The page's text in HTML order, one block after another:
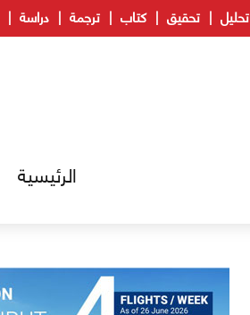
تحليل تحقيق كتاب ترجمة دراسة
الرئيسية